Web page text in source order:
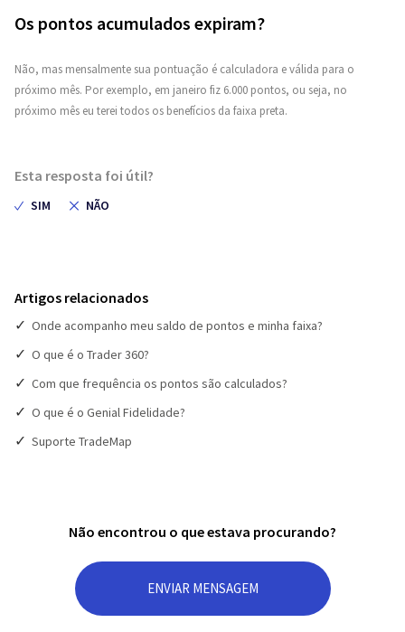
Os pontos acumulados expiram?
Não, mas mensalmente sua pontuação é calculadora e válida para o
próximo mês. Por exemplo, em janeiro fiz 6.000 pontos, ou seja, no
próximo mês eu terei todos os benefícios da faixa preta.
Esta resposta foi útil?
Artigos relacionados
Onde acompanho meu saldo de pontos e minha faixa?
O que é o Trader 360?
Com que frequência os pontos são calculados?
O que é o Genial Fidelidade?
Suporte TradeMap
Não encontrou o que estava procurando?
ENVIAR MENSAGEM